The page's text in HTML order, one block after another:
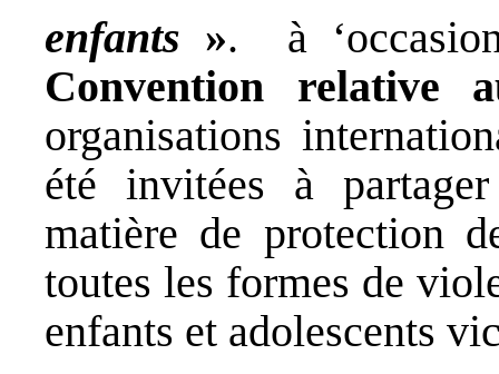
enfants ». à
Convention relative
organisations
été invitées à
matière de protection
toutes les formes de
enfants et adolescents